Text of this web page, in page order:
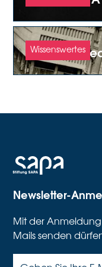
(Place à)
Wissenswertes
Newsletter-
Mit der Anmeldung
Mails senden